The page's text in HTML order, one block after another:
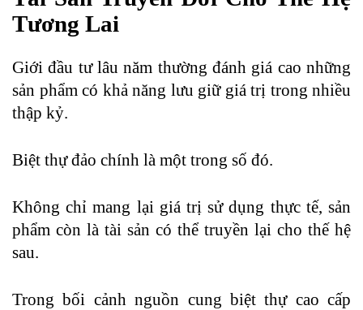
Tương Lai
Giới đầu tư lâu năm thường đánh giá cao những
sản phẩm có khả năng lưu giữ giá trị trong nhiều
thập kỷ.
Biệt thự đảo chính là một trong số đó.
Không chỉ mang lại giá trị sử dụng thực tế, sản
phẩm còn là tài sản có thể truyền lại cho thế hệ
sau.
Trong bối cảnh nguồn cung biệt thự cao cấp